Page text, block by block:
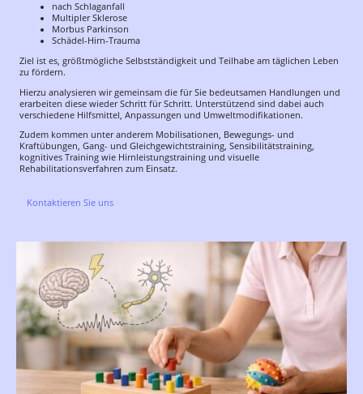
nach Schlaganfall
Multipler Sklerose
Morbus Parkinson
Schädel-Hirn-Trauma
Ziel ist es, größtmögliche Selbstständigkeit und Teilhabe am täglichen Leben
zu fördern.
Hierzu analysieren wir gemeinsam die für Sie bedeutsamen Handlungen und
erarbeiten diese wieder Schritt für Schritt. Unterstützend sind dabei auch
verschiedene Hilfsmittel, Anpassungen und Umweltmodifikationen.
Zudem kommen unter anderem Mobilisationen, Bewegungs- und
Kraftübungen, Gang- und Gleichgewichtstraining, Sensibilitätstraining,
kognitives Training wie Hirnleistungstraining und visuelle
Rehabilitationsverfahren zum Einsatz.
Kontaktieren Sie uns